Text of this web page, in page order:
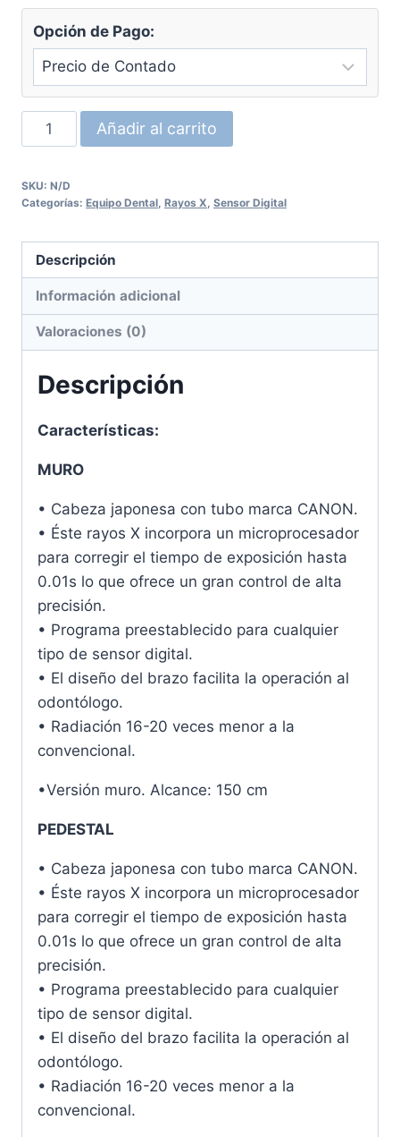
Opción de Pago:
Paquete
Rayos
Runyes
Sensor
Runyes
DR730
cantidad
Añadir al carrito
SKU: N/D
Categorías: Equipo Dental Rayos X Sensor Digital
Descripción
Información adicional
Valoraciones (0)
Descripción
Características:
MURO
• Cabeza japonesa con tubo marca CANON.
• Éste rayos X incorpora un microprocesador
para corregir el tiempo de exposición hasta
0.01s lo que ofrece un gran control de alta
precisión.
• Programa preestablecido para cualquier
tipo de sensor digital.
• El diseño del brazo facilita la operación al
odontólogo.
• Radiación 16-20 veces menor a la
convencional.
•Versión muro. Alcance: 150 cm
PEDESTAL
• Cabeza japonesa con tubo marca CANON.
• Éste rayos X incorpora un microprocesador
para corregir el tiempo de exposición hasta
0.01s lo que ofrece un gran control de alta
precisión.
• Programa preestablecido para cualquier
tipo de sensor digital.
• El diseño del brazo facilita la operación al
odontólogo.
• Radiación 16-20 veces menor a la
convencional.